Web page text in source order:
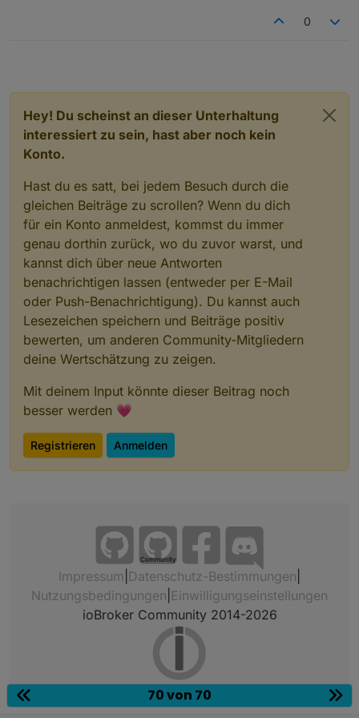
Steuerzeichen gegen etwas anderes tauschen.
Hier der geänderte Export:
Spoiler
Bei Fragen, fragen.
Grüße
0
Hey! Du scheinst an dieser Unterhaltung
interessiert zu sein, hast aber noch kein
Konto.
Hast du es satt, bei jedem Besuch durch die
gleichen Beiträge zu scrollen? Wenn du dich
für ein Konto anmeldest, kommst du immer
genau dorthin zurück, wo du zuvor warst, und
kannst dich über neue Antworten
benachrichtigen lassen (entweder per E-Mail
oder Push-Benachrichtigung). Du kannst auch
Lesezeichen speichern und Beiträge positiv
bewerten, um anderen Community-Mitgliedern
deine Wertschätzung zu zeigen.
Mit deinem Input könnte dieser Beitrag noch
besser werden 💗
Registrieren Anmelden
Community
Impressum Datenschutz-Bestimmungen
Nutzungsbedingungen Einwilligungseinstellungen
ioBroker Community 2014-2026
70 von 70